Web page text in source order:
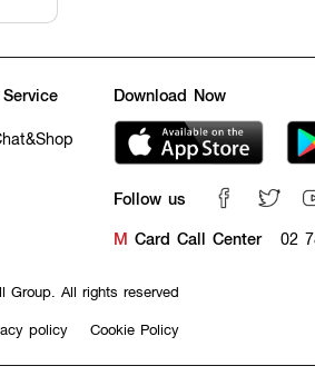
Download Now
Follow us
M Card Call Center 02
Group. All rights reserved
policy Cookie Policy